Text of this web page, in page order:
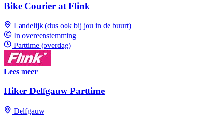
Bike Courier at Flink
Landelijk (dus ook bij jou in de buurt)
In overeenstemming
Parttime (overdag)
Lees meer
Hiker Delfgauw Parttime
Delfgauw